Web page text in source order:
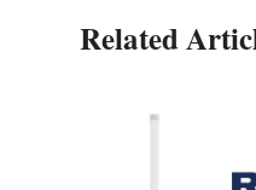
Related